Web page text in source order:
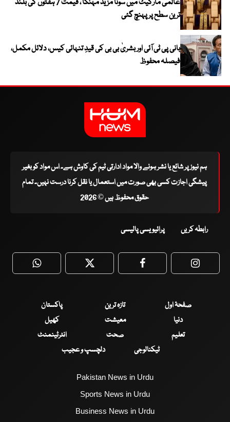
عالمی مارکیٹ میں سونا مزید مہنگا ، قیمت 7 ہفتوں کی بلند
ترین سطح پر پہنچ گئی
بانی پی ٹی آئی اور بشریٰ بی بی کی قیدِ تنہائی کیس، دلائل مکمل،
فیصلہ محفوظ
ہم نیوز پر شائع یا نشر ہونے والا مواد ادارتی ٹیم کی کاوش ہے۔ اس مواد کو بغیر
پیشگی اجازت کسی بھی صورت میں استعمال یا نقل کرنا درست نہیں۔ تمام
حقوق محفوظ ہیں © 2026
رابطہ کریں پرائیویسی پالیسی
WhatsApp Twitter Facebook
صفحۂ اول تازہ ترین
پاکستان
دنیا
معیشت
کھیل
تعلیم
صحت
انٹرٹینمنٹ
ٹیکنالوجی
دلچسپ و عجیب
Pakistan News in Urdu
Sports News in Urdu
Business News in Urdu